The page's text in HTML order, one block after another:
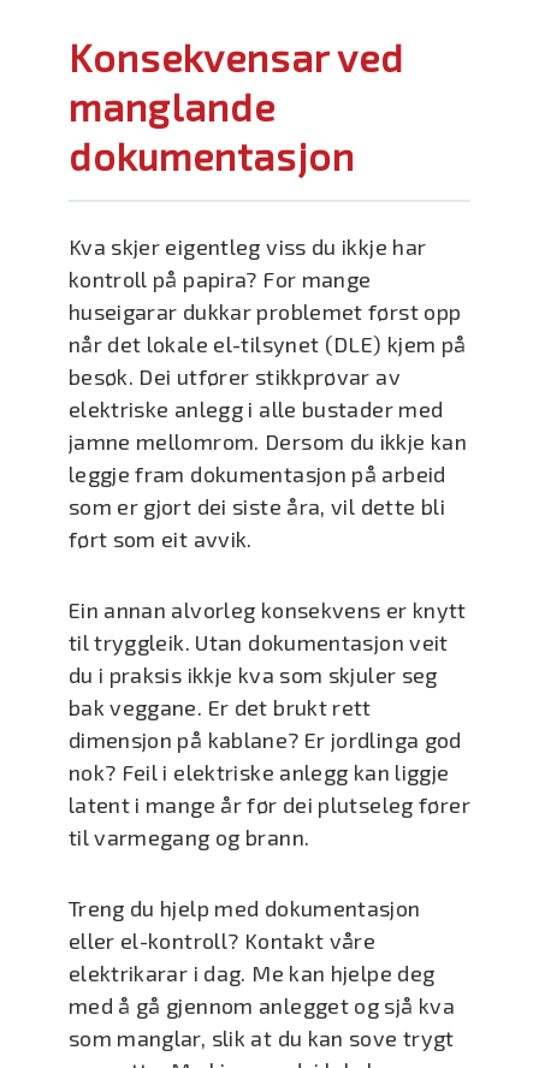
Konsekvensar ved
manglande
dokumentasjon
Kva skjer eigentleg viss du ikkje har
kontroll på papira? For mange
huseigarar dukkar problemet først opp
når det lokale el-tilsynet (DLE) kjem på
besøk. Dei utfører stikkprøvar av
elektriske anlegg i alle bustader med
jamne mellomrom. Dersom du ikkje kan
leggje fram dokumentasjon på arbeid
som er gjort dei siste åra, vil dette bli
ført som eit avvik.
Ein annan alvorleg konsekvens er knytt
til tryggleik. Utan dokumentasjon veit
du i praksis ikkje kva som skjuler seg
bak veggane. Er det brukt rett
dimensjon på kablane? Er jordlinga god
nok? Feil i elektriske anlegg kan liggje
latent i mange år før dei plutseleg fører
til varmegang og brann.
Treng du hjelp med dokumentasjon
eller el-kontroll? Kontakt våre
elektrikarar i dag. Me kan hjelpe deg
med å gå gjennom anlegget og sjå kva
som manglar, slik at du kan sove trygt